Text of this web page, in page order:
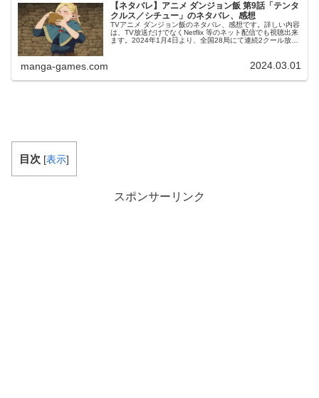
【ネタバレ】アニメ ダンジョン飯 第9話「テンタ
クルス／シチュー」のネタバレ、感想
TVアニメ ダンジョン飯のネタバレ、感想です。詳しい内容
は、TV放送だけでなくNetflix 等のネット配信でも視聴出来
ます。2024年1月4日より、全国28局にて連続2クール放送
manga-games.com 2024.03.01
目次 [表示]
スポンサーリンク